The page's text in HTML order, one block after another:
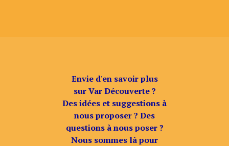
Envie d'en savoir plus
sur Var Découverte ?
Des idées et suggestions à
nous proposer ? Des
questions à nous poser ?
Nous sommes là pour